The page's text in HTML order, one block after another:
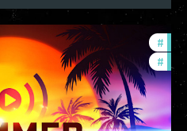
#
#